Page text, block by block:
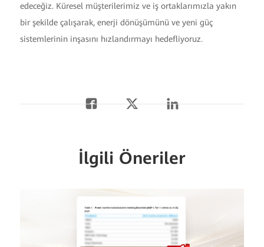
edeceğiz. Küresel müşterilerimiz ve iş ortaklarımızla yakın
bir şekilde çalışarak, enerji dönüşümünü ve yeni güç
sistemlerinin inşasını hızlandırmayı hedefliyoruz.
İlgili Öneriler